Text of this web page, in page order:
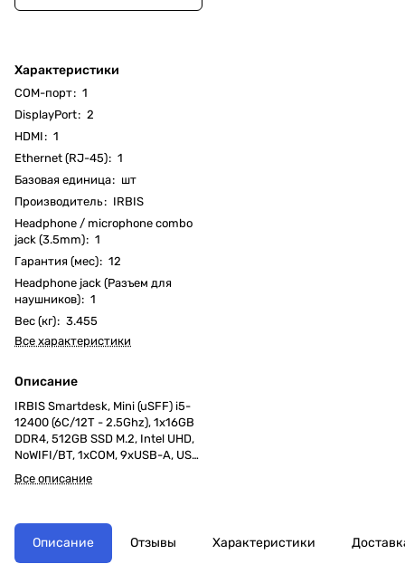
Характеристики
COM-порт: 1
DisplayPort: 2
HDMI: 1
Ethernet (RJ-45): 1
Базовая единица: шт
Производитель: IRBIS
Headphone / microphone combo
jack (3.5mm): 1
Гарантия (мес): 12
Headphone jack (Разъем для
наушников): 1
Вес (кг): 3.455
Все характеристики
Описание
IRBIS Smartdesk, Mini (uSFF) i5-
12400 (6C/12T - 2.5Ghz), 1x16GB
DDR4, 512GB SSD M.2, Intel UHD,
NoWIFI/BT, 1xCOM, 9xUSB-A, USB
KB+Mouse, fTPM, DOS 1Y
(совместим с Astra Linux SE
Все описание
Описание Отзывы Характеристики